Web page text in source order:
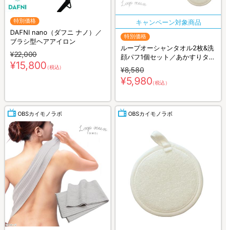
特別価格
DAFNI nano（ダフニ ナノ）／
ブラシ型ヘアアイロン
¥22,000
¥15,800（税込）
特別価格
ループオーシャンタオル2枚&洗
顔パフ1個セット／あかすりタオ
ル
¥8,580
¥5,980（税込）
OBSカイモノラボ OBSカイモノラボ